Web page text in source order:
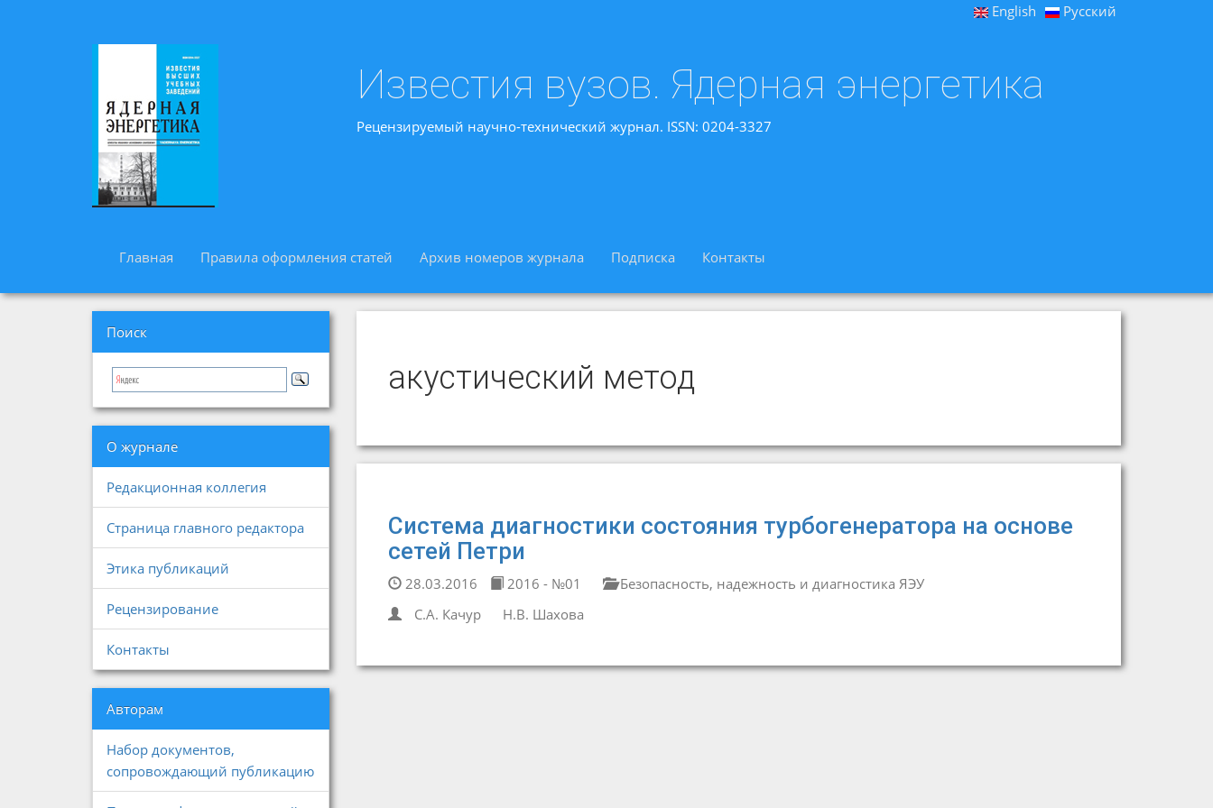
English Русский
Известия вузов. Ядерная энергетика
Рецензируемый научно-технический журнал. ISSN: 0204-3327
Главная Правила оформления статей Архив номеров журнала Подписка Контакты
Поиск
О журнале
Редакционная коллегия
Страница главного редактора
Этика публикаций
Рецензирование
Контакты
Авторам
Набор документов,
сопровождающий публикацию
акустический метод
Система диагностики состояния турбогенератора на основе
сетей Петри
28.03.2016 2016 - №01
Безопасность, надежность и диагностика ЯЭУ
С.А. Качур
Н.В. Шахова